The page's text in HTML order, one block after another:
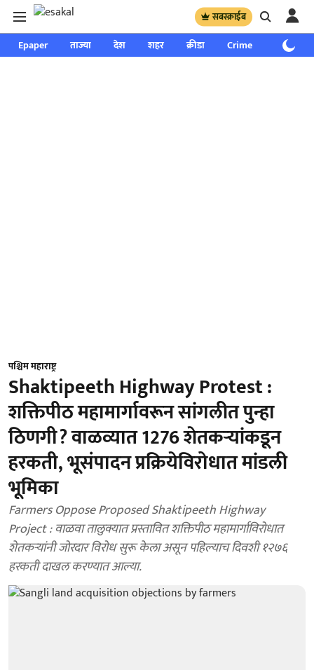
सबस्क्राईब
Epaper ताज्या देश शहर क्रीडा Crime साप्ताहिक
पश्चिम महाराष्ट्र
Shaktipeeth Highway Protest :
शक्तिपीठ महामार्गावरून सांगलीत पुन्हा
ठिणगी? वाळव्‍यात 1276 शेतकऱ्यांकडून
हरकती, भूसंपादन प्रक्रियेविरोधात मांडली
भूमिका
Farmers Oppose Proposed Shaktipeeth Highway
Project : वाळवा तालुक्यात प्रस्तावित शक्तिपीठ महामार्गाविरोधात
शेतकऱ्यांनी जोरदार विरोध सुरू केला असून पहिल्याच दिवशी १२७६
हरकती दाखल करण्यात आल्या.